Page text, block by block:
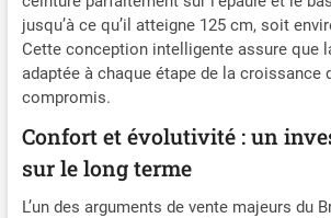
jusqu’à ce qu’il atteigne 125 cm, soit
Cette conception intelligente assure que
adaptée à chaque étape de la croissance
compromis.
Confort et évolutivité : un
sur le long terme
L’un des arguments de vente majeurs du